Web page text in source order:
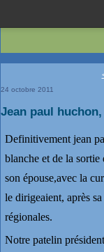
24 octobre 2011
Jean paul
Definitivement jean
blanche et de la sortie
son épouse,avec la
le dirigeaient, après
régionales.
Notre patelin